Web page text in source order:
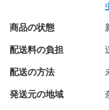
商品の状態
配送料の負担
配送の方法
発送元の地域